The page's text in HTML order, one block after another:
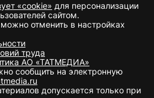
«cookie» для персонализации
сайтом.
отменить в настройках
труда
АО «ТАТМЕДИА»
сообщить на электронную
допускается только при